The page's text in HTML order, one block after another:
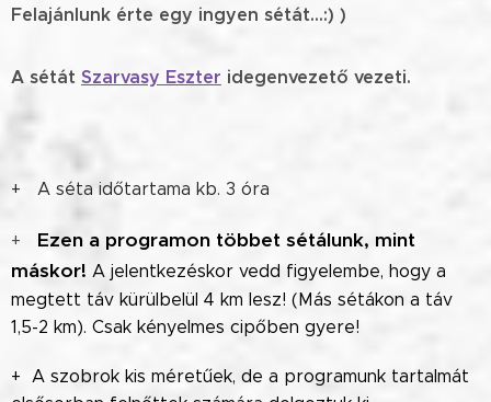
Felajánlunk érte egy ingyen sétát...:) )
A sétát Szarvasy Eszter idegenvezető vezeti.
+ A séta időtartama kb. 3 óra
+
Ezen a programon többet sétálunk, mint
máskor! A jelentkezéskor vedd figyelembe, hogy a
megtett táv kürülbelül 4 km lesz! (Más sétákon a táv
1,5-2 km). Csak kényelmes cipőben gyere!
+ A szobrok kis méretűek, de a programunk tartalmát